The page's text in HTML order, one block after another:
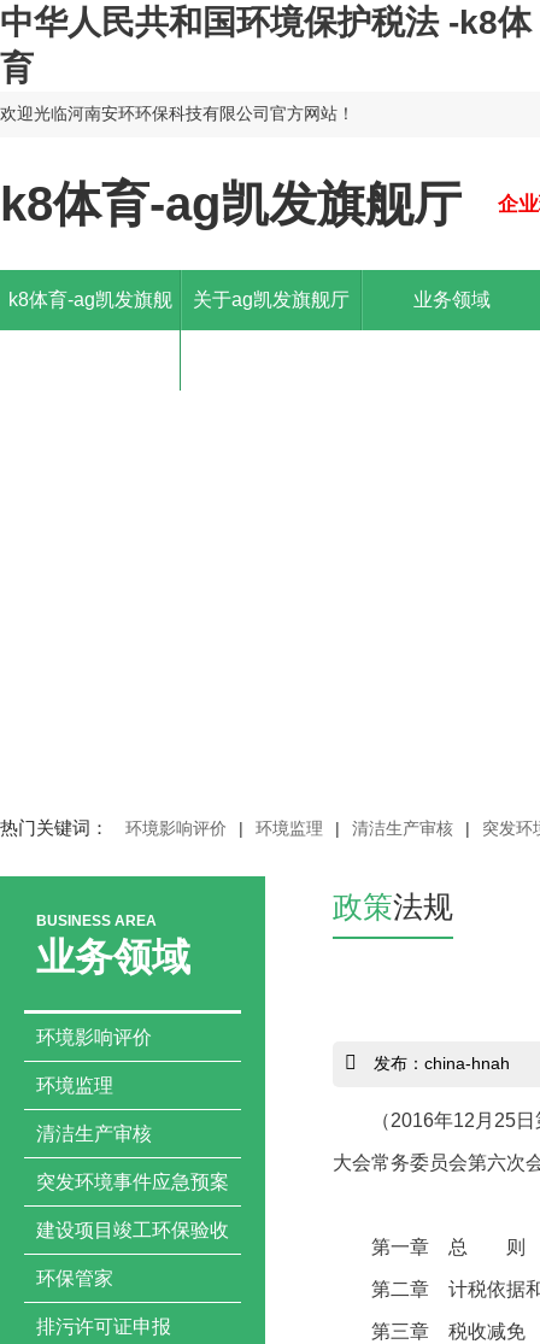
中华人民共和国环境保护税法 -k8体
育
欢迎光临河南安环环保科技有限公司官方网站！
k8体育-ag凯发旗舰厅 企
k8体育-ag凯发旗舰 关于ag凯发旗舰厅 业务领域
热门关键词： 环境影响评价 | 环境监理 | 清洁生产审核 | 突发环
BUSINESS AREA
业务领域
环境影响评价
环境监理
清洁生产审核
突发环境事件应急预案
建设项目竣工环保验收
环保管家
排污许可证申报
政策法规
发布：china-hnah
（2016年12月25日
大会常务委员会第六次
第一章 总 则
第二章 计税依据和
第三章 税收减免